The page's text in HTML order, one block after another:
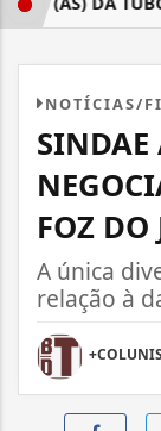
NOTÍCIAS/
SINDAE
FOZ DO
A única
relação à